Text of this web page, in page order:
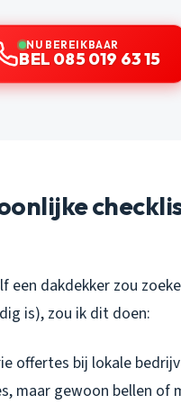
NU BEREIKBAAR
BEL 085 019 63 15
een dakdekker zou
is), zou ik dit doen:
offertes bij lokale
maar gewoon bellen of